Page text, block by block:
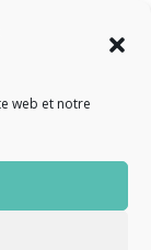
web et notre